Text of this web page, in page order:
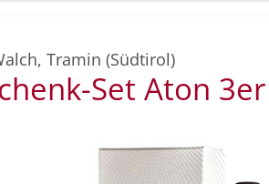
, Tramin (Südtirol)
Set Aton 3er